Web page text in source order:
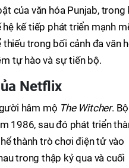
của văn hóa Punjab, trong
kế tiếp phát triển mạnh
trong bối cảnh đa văn
tự hào và sự tiến bộ.
Netflix
hâm mộ The Witcher. Bộ
1986, sau đó phát triển
thành trò chơi điện tử vào
trong thập kỷ qua và cuối